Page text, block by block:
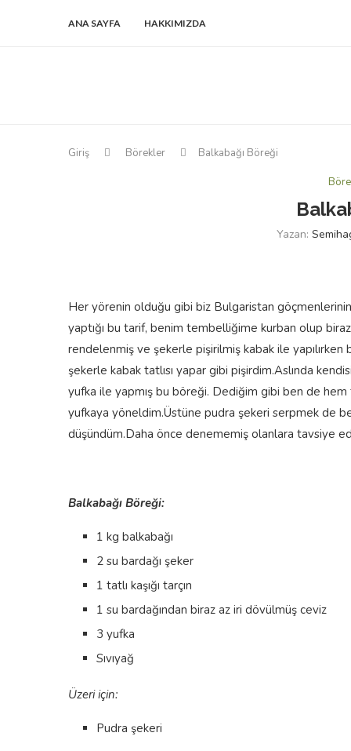
ANA SAYFA HAKKIMIZDA
Giriş Börekler Balkabağı Böreği
Yazan:
Her yörenin olduğu gibi biz Bulgaristan
yaptığı bu tarif, benim tembelliğime kurban olup
rendelenmiş ve şekerle pişirilmiş kabak ile
şekerle kabak tatlısı yapar gibi pişirdim.Aslında
yufka ile yapmış bu böreği. Dediğim gibi ben de
yufkaya yöneldim.Üstüne pudra şekeri serpmek de
düşündüm.Daha önce denememiş olanlara tavsiye
Balkabağı Böreği:
1 kg balkabağı
2 su bardağı şeker
1 tatlı kaşığı tarçın
1 su bardağından biraz az iri dövülmüş ceviz
3 yufka
Sıvıyağ
Üzeri için:
Pudra şekeri